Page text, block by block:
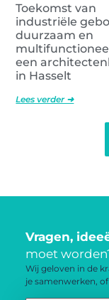
Toekomst van
industriële
duurzaam en
een
in Hasselt
Lees verder ➜
Vragen,
moet
Wij geloven in de
je samenwerken,